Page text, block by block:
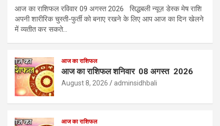
आज का राशिफल रविवार 09 अगस्त 2026 सिद्धबली न्यूज़ डेस्क मेष राशि
अपनी शारीरिक चुस्ती-फुर्ती को बनाए रखने के लिए आप आज का दिन खेलने
में व्यतीत कर सकते…
आज का राशिफल
आज का राशिफल शनिवार 08 अगस्त 2026
August 8, 2026 adminsidhbali
आज का राशिफल